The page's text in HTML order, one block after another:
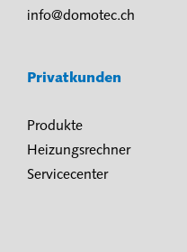
info@domotec.ch
Privatkunden
Produkte
Heizungsrechner
Servicecenter